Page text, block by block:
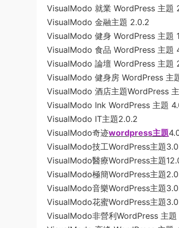
VisualModo 就業 WordPress 主題
VisualModo 金融主題 2.0.2
VisualModo 健身 WordPress 主題
VisualModo 食品 WordPress 主題
VisualModo 論壇 WordPress 主題
VisualModo 健身房 WordPress 主
VisualModo 酒店主題WordPress
VisualModo Ink WordPress 主題
VisualModo IT主題2.0.2
VisualModo奇迹wordpress主題
VisualModo技工WordPress主題
VisualModo醫療WordPress主題
VisualModo極簡WordPress主題
VisualModo音樂WordPress主題
VisualModo花蜜WordPress主題
VisualModo非營利WordPress 主